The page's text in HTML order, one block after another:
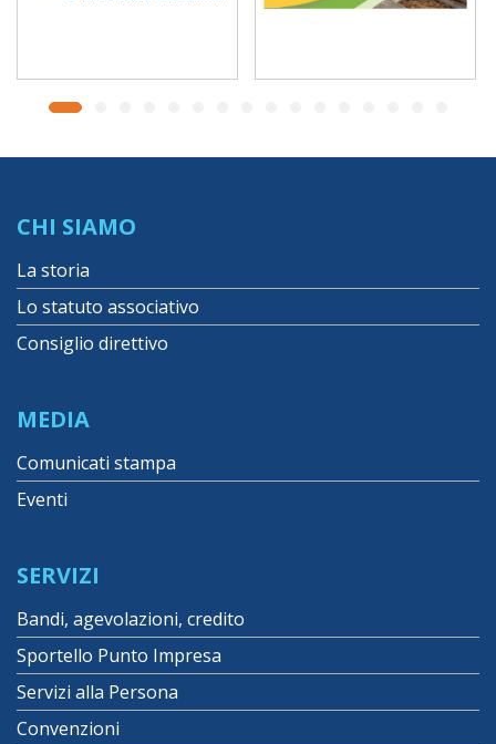
CHI SIAMO
La storia
Lo statuto associativo
Consiglio direttivo
MEDIA
Comunicati stampa
Eventi
SERVIZI
Bandi, agevolazioni, credito
Sportello Punto Impresa
Servizi alla Persona
Convenzioni